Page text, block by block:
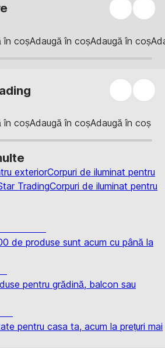
în coșAdaugă în coșAdaugă în coș
în coșAdaugă în coșAdaugă în coș
exteriorCorpuri de iluminat pentru
TradingCorpuri de iluminat pentru
de produse sunt acum cu până la
pentru grădină, balcon sau
pentru casa ta, acum la prețuri mai